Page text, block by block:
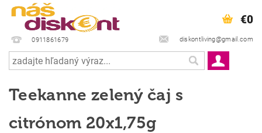
0911861679 diskontliving@gmail.com
€0
Teekanne zelený čaj s
citrónom 20x1,75g